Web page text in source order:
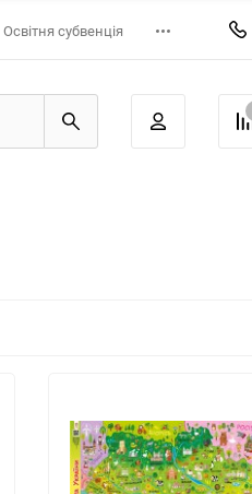
Освітня субвенція